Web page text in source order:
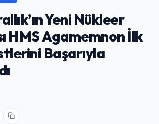
Yeni Nükleer
HMS Agamemnon İlk
Başarıyla